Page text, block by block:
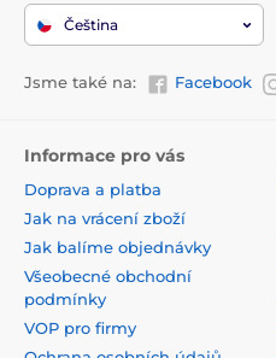
Čeština
Jsme také na: Facebook
Informace pro vás
Doprava a platba
Jak na vrácení zboží
Jak balíme objednávky
Všeobecné obchodní
podmínky
VOP pro firmy